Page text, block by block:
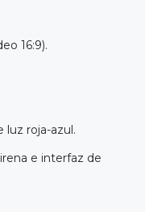
16:9).
luz roja-azul.
e interfaz de